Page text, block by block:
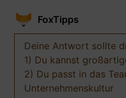
FoxTipps
Deine Antwort sollte
1) Du kannst
2) Du passt in das
Unternehmenskultur